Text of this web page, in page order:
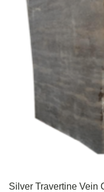
Silver Travertine Vein